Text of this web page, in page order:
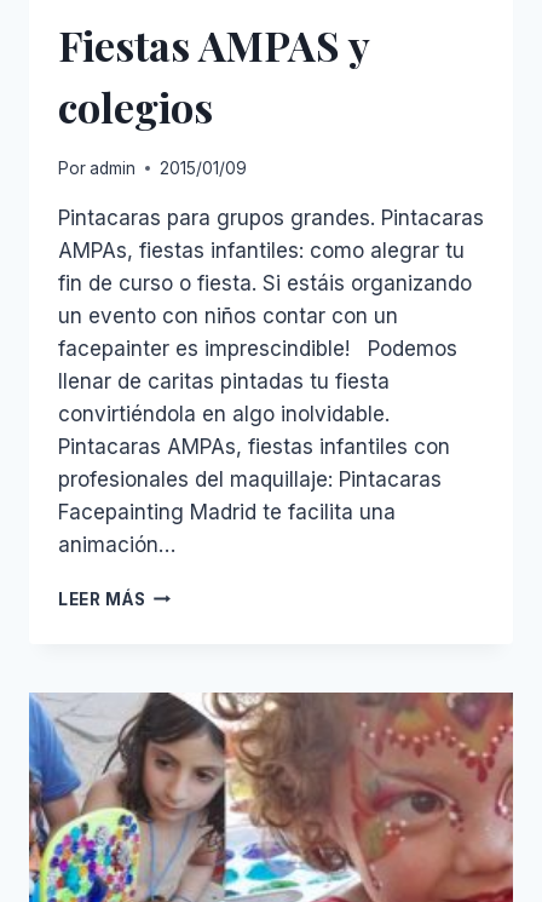
Fiestas AMPAS y
colegios
Poradmin 2015/01/09
Pintacaras para grupos grandes. Pintacaras
AMPAs, fiestas infantiles: como alegrar tu
fin de curso o fiesta. Si estáis organizando
un evento con niños contar con un
facepainter es imprescindible! Podemos
llenar de caritas pintadas tu fiesta
convirtiéndola en algo inolvidable.
Pintacaras AMPAs, fiestas infantiles con
profesionales del maquillaje: Pintacaras
Facepainting Madrid te facilita una
animación…
LEER MÁS FIESTAS